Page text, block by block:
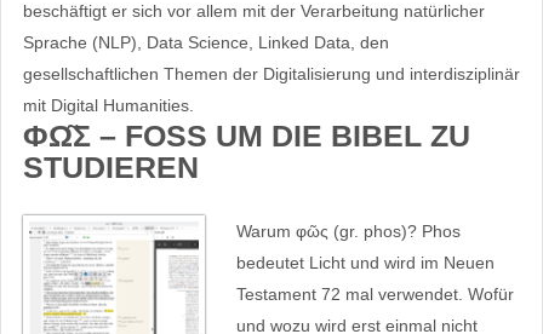
beschäftigt er sich vor allem mit der Verarbeitung natürlicher
Sprache (NLP), Data Science, Linked Data, den
gesellschaftlichen Themen der Digitalisierung und interdisziplinär
mit Digital Humanities.
ΦΩ͂Σ – FOSS UM DIE BIBEL ZU S
TUDIEREN
Warum φῶς (gr. phos)? Phos
bedeutet Licht und wird im Neuen
Testament 72 mal verwendet. Wofür
und wozu wird erst einmal nicht